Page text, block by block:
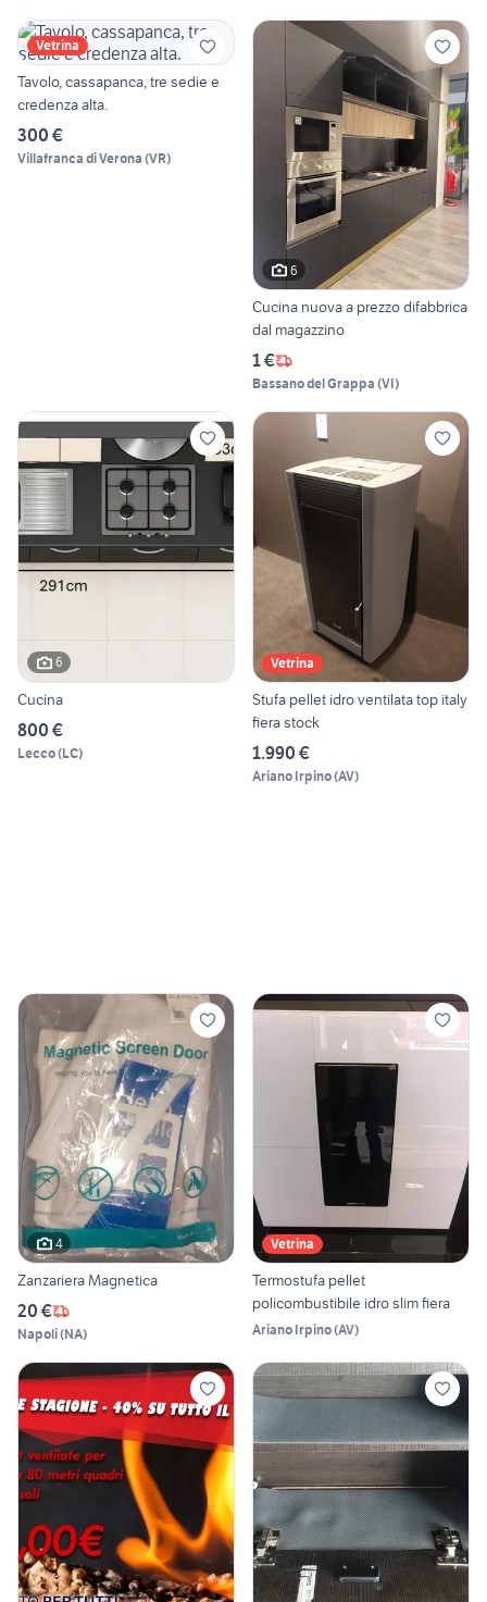
Vetrina
Tavolo, cassapanca, tre sedie e
credenza alta.
300 €
Villafranca di Verona (VR)
6
Cucina nuova a prezzo difabbrica
dal magazzino
1 €
Bassano del Grappa (VI)
6
Cucina
800 €
Lecco(LC)
Vetrina
Stufa pellet idro ventilata top italy
fiera stock
1.990 €
Ariano Irpino(AV)
4
Zanzariera Magnetica
20 €
Napoli(NA)
Vetrina
Termostufa pellet
policombustibile idro slim fiera
Ariano Irpino(AV)